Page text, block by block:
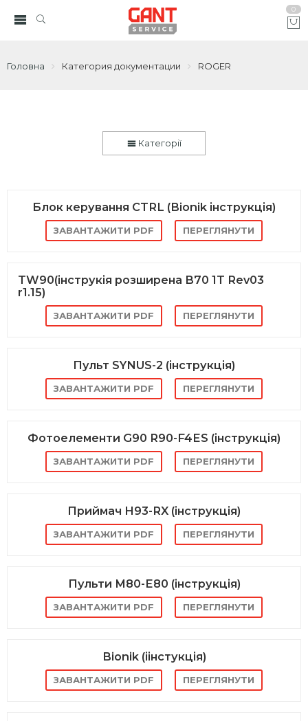
0
Головна Категория документации ROGER
Категорії
Блок керування CTRL (Bionik інструкція)
ЗАВАНТАЖИТИ PDF ПЕРЕГЛЯНУТИ
TW90(інструкія розширена B70 1T Rev03
r1.15)
ЗАВАНТАЖИТИ PDF ПЕРЕГЛЯНУТИ
Пульт SYNUS-2 (інструкція)
ЗАВАНТАЖИТИ PDF ПЕРЕГЛЯНУТИ
Фотоелементи G90 R90-F4ES (інструкція)
ЗАВАНТАЖИТИ PDF ПЕРЕГЛЯНУТИ
Приймач H93-RX (інструкція)
ЗАВАНТАЖИТИ PDF ПЕРЕГЛЯНУТИ
Пульти M80-E80 (інструкція)
ЗАВАНТАЖИТИ PDF ПЕРЕГЛЯНУТИ
Bionik (іінстукція)
ЗАВАНТАЖИТИ PDF ПЕРЕГЛЯНУТИ